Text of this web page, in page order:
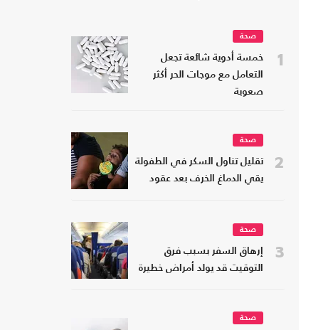
1
صحة
خمسة أدوية شائعة تجعل
التعامل مع موجات الحر أكثر
صعوبة
2
صحة
تقليل تناول السكر في الطفولة
يقي الدماغ الخرف بعد عقود
3
صحة
إرهاق السفر بسبب فرق
التوقيت قد يولد أمراض خطيرة
صحة